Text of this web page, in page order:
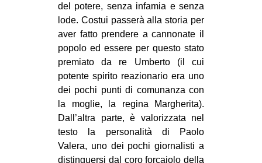
del potere, senza infamia e senza
lode. Costui passerà alla storia per
aver fatto prendere a cannonate il
popolo ed essere per questo stato
premiato da re Umberto (il cui
potente spirito reazionario era uno
dei pochi punti di comunanza con
la moglie, la regina Margherita).
Dall’altra parte, è valorizzata nel
testo la personalità di Paolo
Valera, uno dei pochi giornalisti a
distinguersi dal coro forcaiolo della